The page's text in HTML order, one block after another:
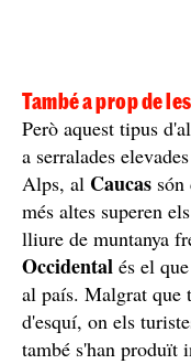
També a prop de
Però aquest tipus
a serralades
Alps, al Caucas
més altes superen
lliure de muntanya
Occidental és el
al país. Malgrat que
d'esquí, on els
també s'han produït